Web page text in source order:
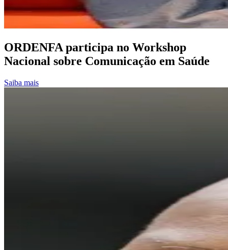
ORDENFA participa no Workshop
Nacional sobre Comunicação em Saúde
Saiba mais